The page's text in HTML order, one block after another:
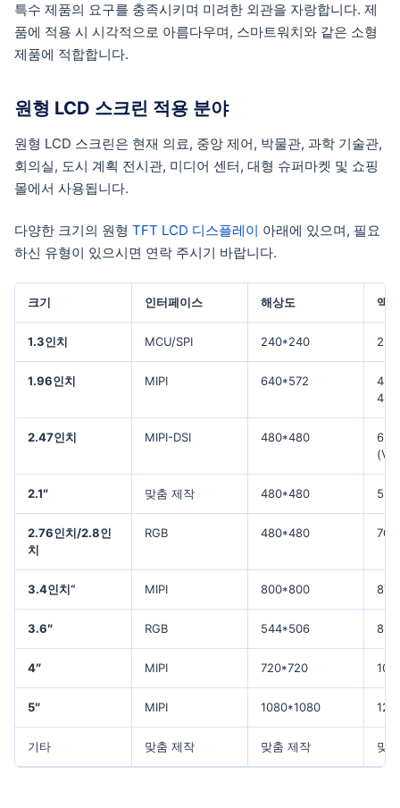
특수 제품의 요구를 충족시키며 미려한 외관을 자랑합니다. 제
품에 적용 시 시각적으로 아름다우며, 스마트워치와 같은 소형
제품에 적합합니다.
원형 LCD 스크린 적용 분야
원형 LCD 스크린은 현재 의료, 중앙 제어, 박물관, 과학 기술관,
회의실, 도시 계획 전시관, 미디어 센터, 대형 슈퍼마켓 및 쇼핑
몰에서 사용됩니다.
다양한 크기의 원형 TFT LCD 디스플레이 아래에 있으며, 필요
하신 유형이 있으시면 연락 주시기 바랍니다.
크기 인터페이스 해상도 액
1.3인치 MCU/SPI 240*240
1.96인치 MIPI 640*572
2.47인치 MIPI-DSI 480*480
(V)
2.1″ 맞춤 제작 480*480
2.76인치/2.8인
치
RGB 480*480
3.4인치“ MIPI 800*800
3.6″ RGB 544*506
4″ MIPI 720*720
5″ MIPI 1080*1080
기타 맞춤 제작 맞춤 제작 맞